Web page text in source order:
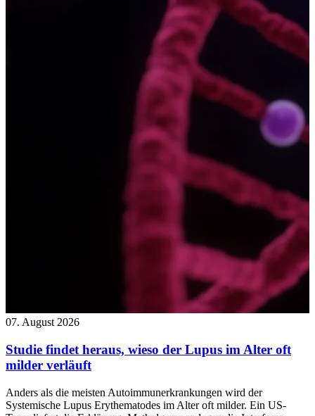
07. August 2026
Studie findet heraus, wieso der Lupus im Alter oft
milder verläuft
Anders als die meisten Autoimmunerkrankungen wird der
Systemische Lupus Erythematodes im Alter oft milder. Ein US-